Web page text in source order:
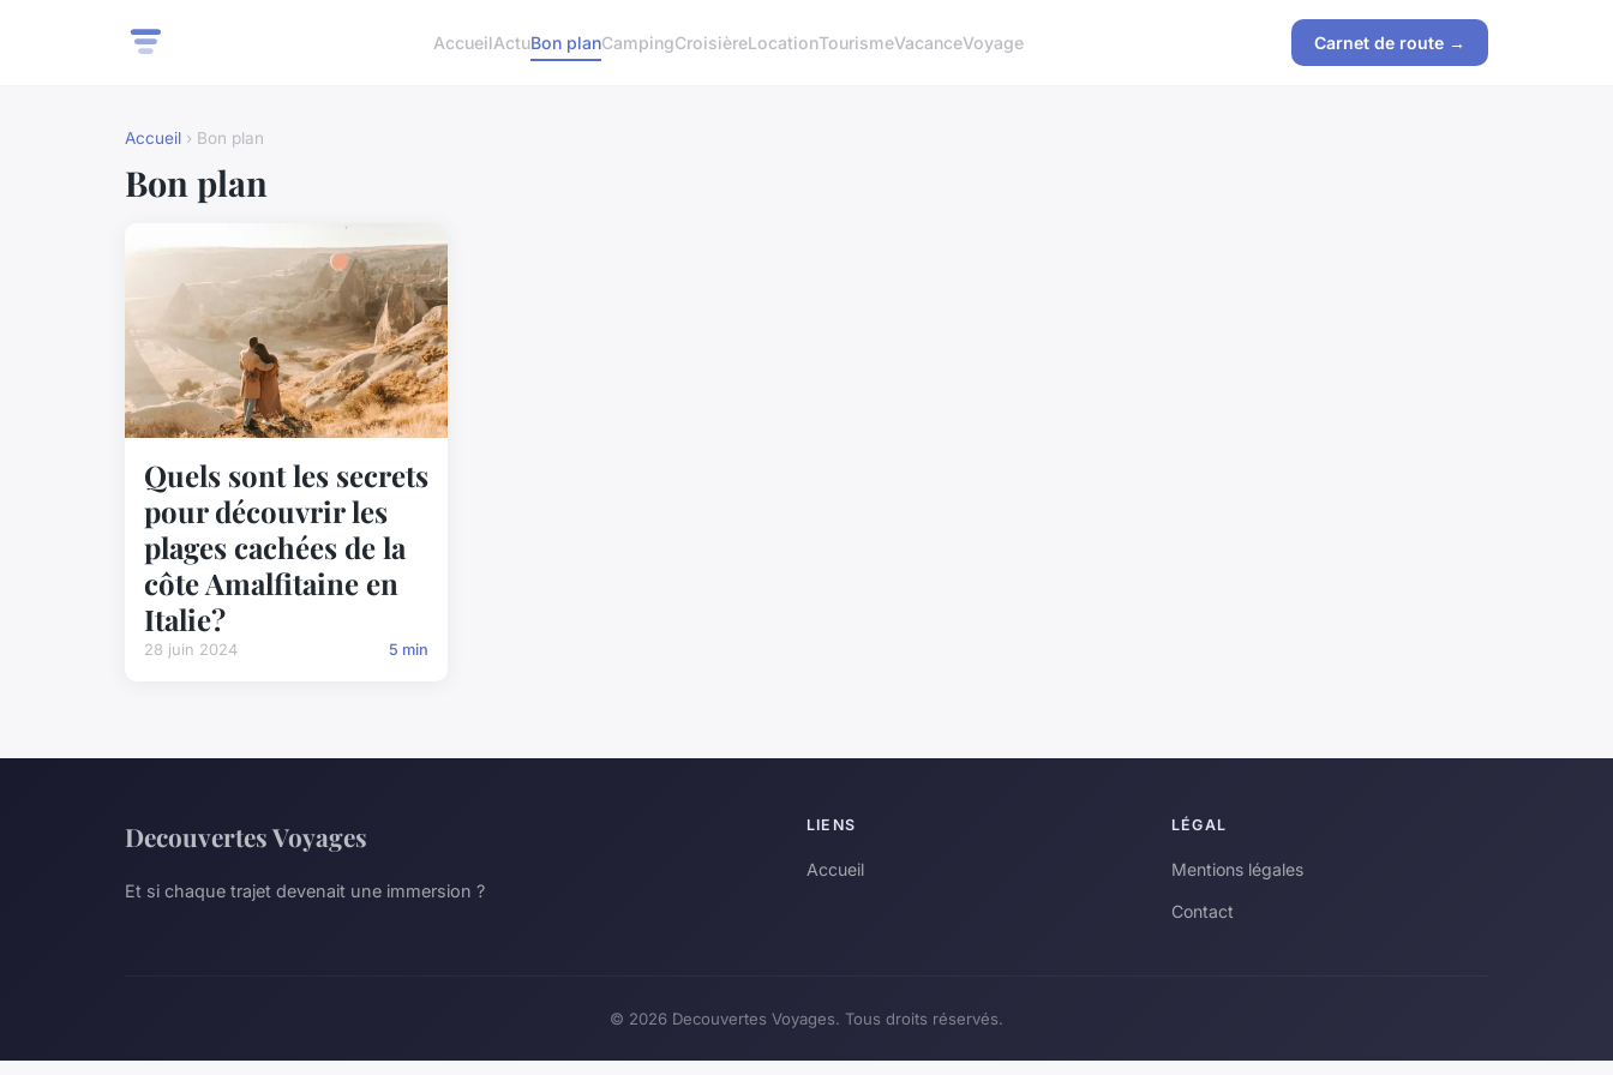
AccueilActuBon planCampingCroisièreLocationTourismeVacanceVoyage Carnet de route →
Accueil › Bon plan
Bon plan
Quels sont les secrets
pour découvrir les
plages cachées de la
côte Amalfitaine en
Italie?
28 juin 2024 5 min
Decouvertes Voyages
Et si chaque trajet devenait une immersion ?
LIENS
Accueil
LÉGAL
Mentions légales
Contact
© 2026 Decouvertes Voyages. Tous droits réservés.